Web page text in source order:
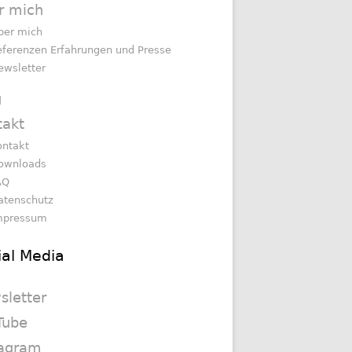
mich
mich
Erfahrungen und Presse
Media